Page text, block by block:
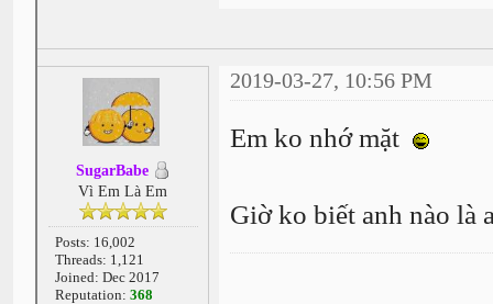
SugarBabe
Vì Em Là Em
Posts: 16,002
Threads: 1,121
Joined: Dec 2017
Reputation: 368
2019-03-27, 10:56 PM
Em ko nhớ mặt
Giờ ko biết anh nào là